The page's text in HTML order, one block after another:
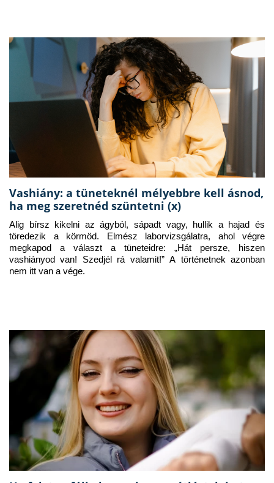
Vashiány: a tüneteknél mélyebbre kell ásnod,
ha meg szeretnéd szüntetni (x)
Alig bírsz kikelni az ágyból, sápadt vagy, hullik a hajad és
töredezik a körmöd. Elmész laborvizsgálatra, ahol végre
megkapod a választ a tüneteidre: „Hát persze, hiszen
vashiányod van! Szedjél rá valamit!” A történetnek azonban
nem itt van a vége.